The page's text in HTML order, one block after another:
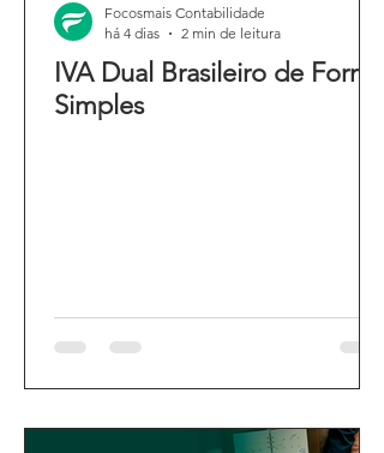
IVA Dual Brasileiro de Forma
Simples
Focosmais Contabilidade
há 4 dias
2 min de leitura